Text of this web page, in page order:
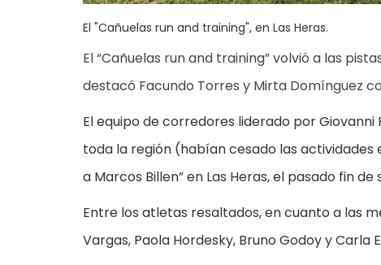
El "Cañuelas run and training", en Las Heras.
El “Cañuelas run and training” volvió a las
destacó Facundo Torres y Mirta Domínguez
El equipo de corredores liderado por Giovanni
toda la región (habían cesado las
a Marcos Billen” en Las Heras, el pasado fin de
Entre los atletas resaltados, en cuanto a las
Vargas, Paola Hordesky, Bruno Godoy y Carla